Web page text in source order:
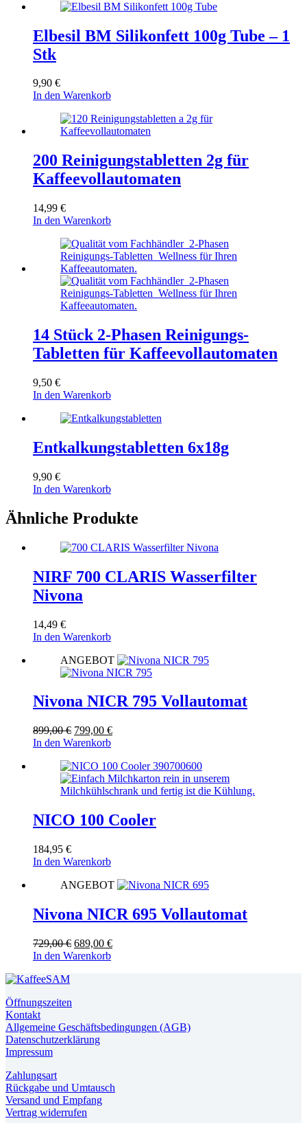
Elbesil BM Silikonfett 100g Tube – 1
Stk
9,90 €
In den Warenkorb
200 Reinigungstabletten 2g für
Kaffeevollautomaten
14,99 €
In den Warenkorb
14 Stück 2-Phasen Reinigungs-
Tabletten für Kaffeevollautomaten
9,50 €
In den Warenkorb
Entkalkungstabletten 6x18g
9,90 €
In den Warenkorb
Ähnliche Produkte
NIRF 700 CLARIS Wasserfilter
Nivona
14,49 €
In den Warenkorb
ANGEBOT
Nivona NICR 795 Vollautomat
899,00€ Ursprünglicher
Preis
899,00 €
799,00 €Aktueller
799,00 €.
In den Warenkorb
NICO 100 Cooler
184,95 €
In den Warenkorb
ANGEBOT
Nivona NICR 695 Vollautomat
729,00€ Ursprünglicher
Preis
689,00 €Aktueller
In den Warenkorb
Öffnungszeiten
Kontakt
Allgemeine Geschäftsbedingungen (AGB)
Datenschutzerklärung
Impressum
Zahlungsart
Rückgabe und Umtausch
Versand und Empfang
Vertrag widerrufen